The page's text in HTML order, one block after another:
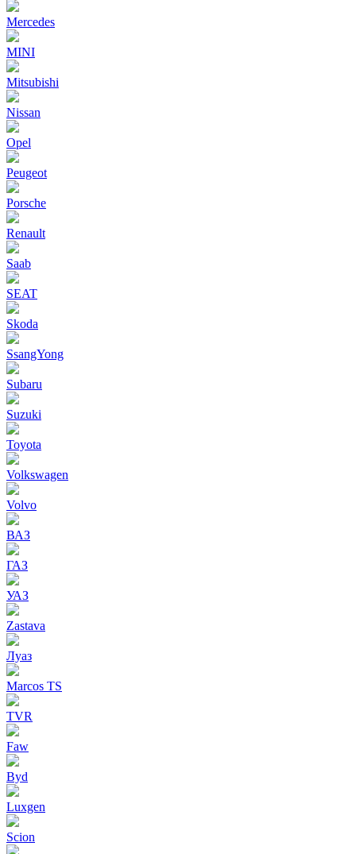
Mercedes
MINI
Mitsubishi
Nissan
Opel
Peugeot
Porsche
Renault
Saab
SEAT
Skoda
SsangYong
Subaru
Suzuki
Toyota
Volkswagen
Volvo
ВАЗ
ГАЗ
УАЗ
Zastava
Луаз
Marcos TS
TVR
Faw
Byd
Luxgen
Scion